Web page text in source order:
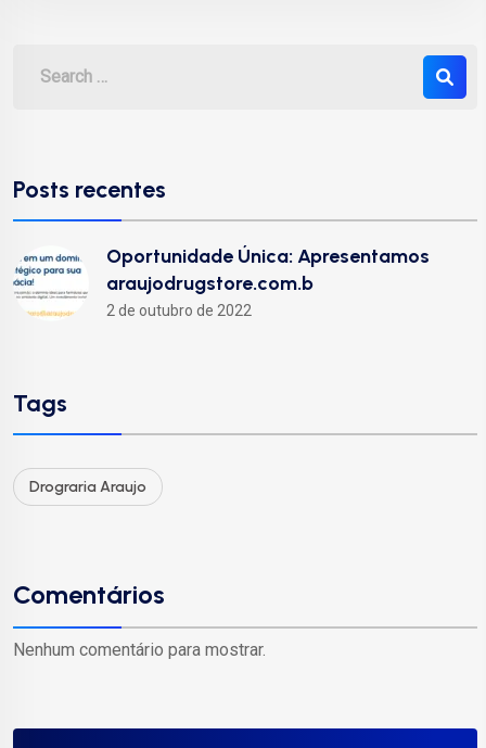
Posts recentes
Oportunidade Única: Apresentamos
araujodrugstore.com.b
2 de outubro de 2022
Tags
Drograria Araujo
Comentários
Nenhum comentário para mostrar.